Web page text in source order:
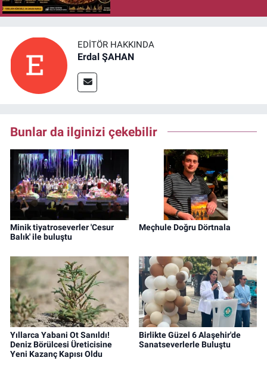
EDITÖR HAKKINDA
Erdal ŞAHAN
Bunlar da ilginizi çekebilir
Minik tiyatroseverler 'Cesur
Balık' ile buluştu
Meçhule Doğru Dörtnala
Yıllarca Yabani Ot Sanıldı!
Deniz Börülcesi Üreticisine
Yeni Kazanç Kapısı Oldu
Birlikte Güzel 6 Alaşehir'de
Sanatseverlerle Buluştu